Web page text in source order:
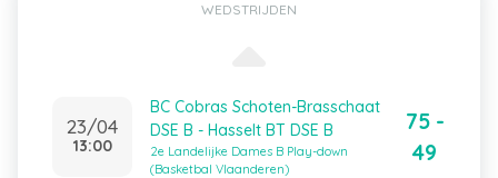
WEDSTRIJDEN
23/04
13:00
BC Cobras Schoten-Brasschaat
DSE B - Hasselt BT DSE B
2e Landelijke Dames B Play-down
(Basketbal Vlaanderen)
75 -
49